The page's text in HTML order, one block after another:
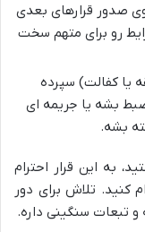
صدور قرارهای بعدی
رو برای متهم سخت
یا کفالت) سپرده
بشه یا جریمه ای
بشه.
به این قرار احترام
کنید. تلاش برای دور
و تبعات سنگینی داره.